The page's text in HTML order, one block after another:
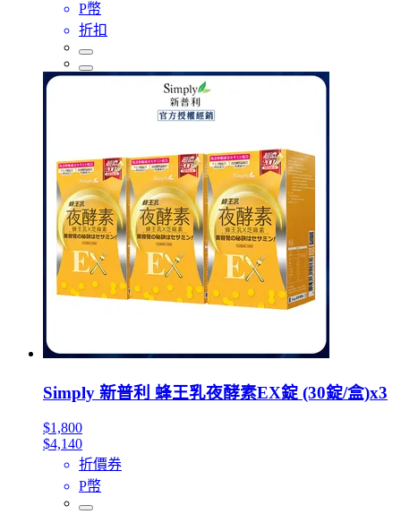
P幣
折扣
Simply 新普利 蜂王乳夜酵素EX錠 (30錠/盒)x3
$1,800
$4,140
折價券
P幣